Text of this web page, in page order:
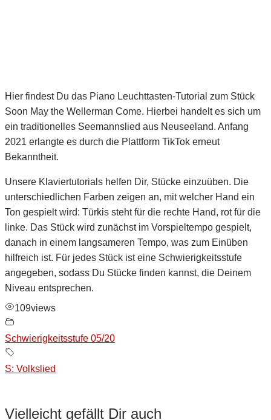
Hier findest Du das Piano Leuchttasten-Tutorial zum Stück
Soon May the Wellerman Come. Hierbei handelt es sich um
ein traditionelles Seemannslied aus Neuseeland. Anfang
2021 erlangte es durch die Plattform TikTok erneut
Bekanntheit.
Unsere Klaviertutorials helfen Dir, Stücke einzuüben. Die
unterschiedlichen Farben zeigen an, mit welcher Hand ein
Ton gespielt wird: Türkis steht für die rechte Hand, rot für die
linke. Das Stück wird zunächst im Vorspieltempo gespielt,
danach in einem langsameren Tempo, was zum Einüben
hilfreich ist. Für jedes Stück ist eine Schwierigkeitsstufe
angegeben, sodass Du Stücke finden kannst, die Deinem
Niveau entsprechen.
109views
Schwierigkeitsstufe 05/20
S: Volkslied
Vielleicht gefällt Dir auch